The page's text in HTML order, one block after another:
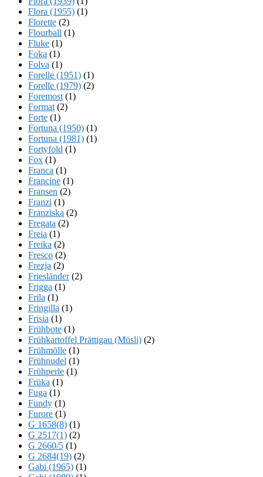
Flora (1955) (1)
Florette (2)
Flourball (1)
Fluke (1)
Foka (1)
Folva (1)
Forelle (1951) (1)
Forelle (1979) (2)
Foremost (1)
Format (2)
Forte (1)
Fortuna (1950) (1)
Fortuna (1981) (1)
Fortyfold (1)
Fox (1)
Franca (1)
Francine (1)
Fransen (2)
Franzi (1)
Franziska (2)
Fregata (2)
Freia (1)
Freika (2)
Fresco (2)
Frezja (2)
Friesländer(2)
Frigga (1)
Frila (1)
Fringilla (1)
Frisia (1)
Frühbote (1)
Frühkartoffel Prättigau (Müsli) (2)
Frühmölle (1)
Frühnudel (1)
Frühperle (1)
Früka (1)
Fuga (1)
Fundy (1)
Furore (1)
G 1658(8) (1)
G 2517(1) (2)
G 2660/5 (1)
G 2684(19) (2)
Gabi (1965) (1)